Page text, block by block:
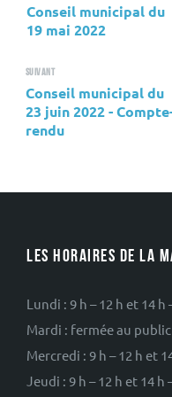
Conseil municipal du
19 mai 2022
Suivant
Conseil municipal du
23 juin 2022 -
rendu
LES HORAIRES DE LA
Lundi : 9 h – 12 h et 14 h
Mardi : fermée au public
Mercredi : 9 h – 12 h et
Jeudi : 9 h – 12 h et 14 h